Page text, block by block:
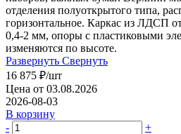
отделения полуоткрытого типа,
горизонтальное. Каркас из ЛДСП
0,4-2 мм, опоры с пластиковыми
изменяются по высоте.
Развернуть Свернуть
16 875 ₽/шт
Цена от 03.08.2026
2026-08-03
В корзину
-
+